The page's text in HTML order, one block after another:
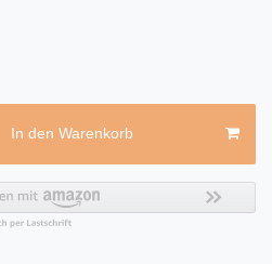
In den Warenkorb